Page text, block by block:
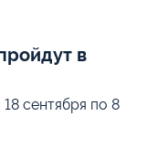
в
сентября по 8